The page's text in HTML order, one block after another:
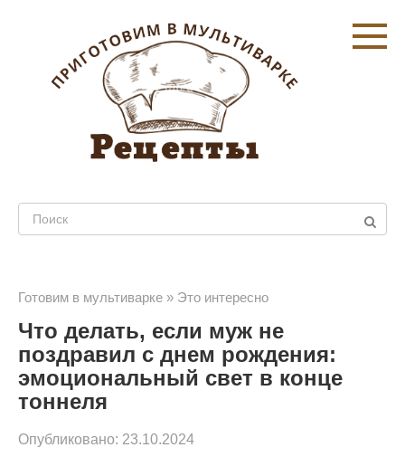
контенту
Поиск:
Готовим в мультиварке » Это интересно
Что делать, если муж не
поздравил с днем рождения:
эмоциональный свет в конце
тоннеля
Опубликовано: 23.10.2024